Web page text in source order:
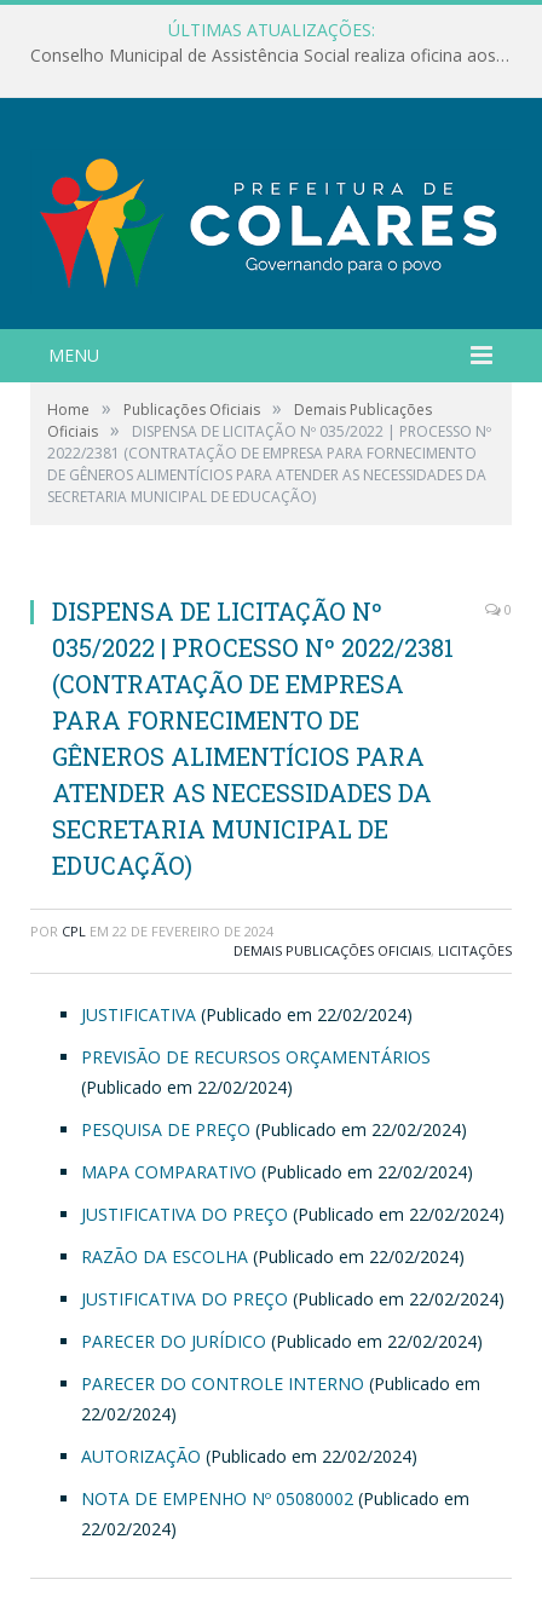
ÚLTIMAS ATUALIZAÇÕES:
Conselho Municipal de Assistência Social realiza oficina aos servidores
MENU
Home » Publicações Oficiais »
Demais Publicações
Oficiais »
DISPENSA DE LICITAÇÃO Nº 035/2022 | PROCESSO Nº
2022/2381 (CONTRATAÇÃO DE EMPRESA PARA FORNECIMENTO
DE GÊNEROS ALIMENTÍCIOS PARA ATENDER AS NECESSIDADES DA
SECRETARIA MUNICIPAL DE EDUCAÇÃO)
DISPENSA DE LICITAÇÃO Nº
035/2022 | PROCESSO Nº 2022/2381
(CONTRATAÇÃO DE EMPRESA
PARA FORNECIMENTO DE
GÊNEROS ALIMENTÍCIOS PARA
ATENDER AS NECESSIDADES DA
SECRETARIA MUNICIPAL DE
EDUCAÇÃO)
0
POR CPL EM 22 DE FEVEREIRO DE 2024
DEMAIS PUBLICAÇÕES OFICIAIS, LICITAÇÕES
JUSTIFICATIVA (Publicado em 22/02/2024)
PREVISÃO DE RECURSOS ORÇAMENTÁRIOS
(Publicado em 22/02/2024)
PESQUISA DE PREÇO (Publicado em 22/02/2024)
MAPA COMPARATIVO (Publicado em 22/02/2024)
JUSTIFICATIVA DO PREÇO (Publicado em 22/02/2024)
RAZÃO DA ESCOLHA (Publicado em 22/02/2024)
JUSTIFICATIVA DO PREÇO (Publicado em 22/02/2024)
PARECER DO JURÍDICO (Publicado em 22/02/2024)
PARECER DO CONTROLE INTERNO (Publicado em
22/02/2024)
AUTORIZAÇÃO (Publicado em 22/02/2024)
NOTA DE EMPENHO Nº 05080002 (Publicado em
22/02/2024)